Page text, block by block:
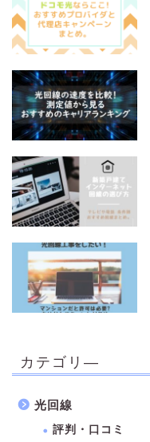
カテゴリ―
光回線
評判・口コミ